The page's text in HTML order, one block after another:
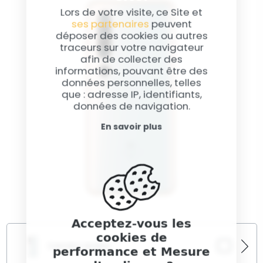
Lors de votre visite, ce Site et
ses partenaires peuvent
déposer des cookies ou autres
traceurs sur votre navigateur
afin de collecter des
informations, pouvant être des
données personnelles, telles
que : adresse IP, identifiants,
données de navigation.
En savoir plus
Acceptez-vous les
cookies de
performance et Mesure
complet peut aider à identifier et résoudre les
problèmes sous-jacents pour restaurer votre
Caméra Arrière